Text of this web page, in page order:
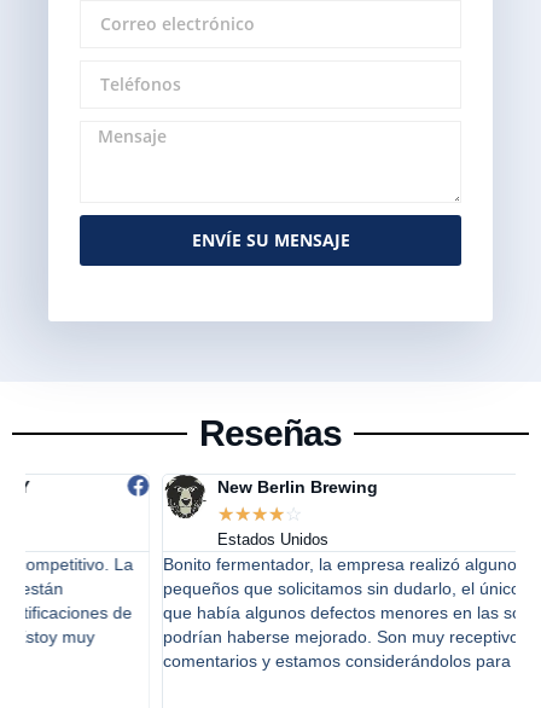
ENVÍE SU MENSAJE
Reseñas
New Berlin Brewing
Bonito fermentador, la empresa realizó algunos cambios
pequeños que solicitamos sin dudarlo, el único problema fue
que había algunos defectos menores en las soldaduras que
podrían haberse mejorado. Son muy receptivos a los
comentarios y estamos considerándolos para trabajos futuros.